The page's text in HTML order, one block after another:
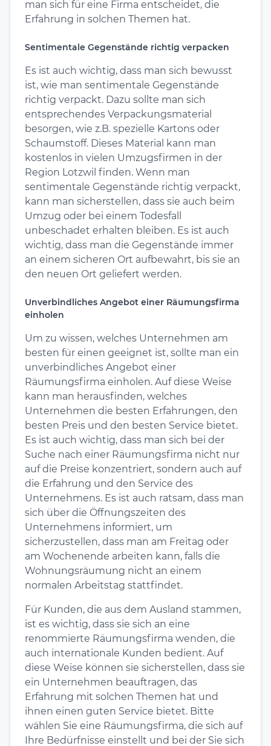
man sich für eine Firma entscheidet, die
Erfahrung in solchen Themen hat.
Sentimentale Gegenstände richtig verpacken
Es ist auch wichtig, dass man sich bewusst
ist, wie man sentimentale Gegenstände
richtig verpackt. Dazu sollte man sich
entsprechendes Verpackungsmaterial
besorgen, wie z.B. spezielle Kartons oder
Schaumstoff. Dieses Material kann man
kostenlos in vielen Umzugsfirmen in der
Region Lotzwil finden. Wenn man
sentimentale Gegenstände richtig verpackt,
kann man sicherstellen, dass sie auch beim
Umzug oder bei einem Todesfall
unbeschadet erhalten bleiben. Es ist auch
wichtig, dass man die Gegenstände immer
an einem sicheren Ort aufbewahrt, bis sie an
den neuen Ort geliefert werden.
Unverbindliches Angebot einer Räumungsfirma
einholen
Um zu wissen, welches Unternehmen am
besten für einen geeignet ist, sollte man ein
unverbindliches Angebot einer
Räumungsfirma einholen. Auf diese Weise
kann man herausfinden, welches
Unternehmen die besten Erfahrungen, den
besten Preis und den besten Service bietet.
Es ist auch wichtig, dass man sich bei der
Suche nach einer Räumungsfirma nicht nur
auf die Preise konzentriert, sondern auch auf
die Erfahrung und den Service des
Unternehmens. Es ist auch ratsam, dass man
sich über die Öffnungszeiten des
Unternehmens informiert, um
sicherzustellen, dass man am Freitag oder
am Wochenende arbeiten kann, falls die
Wohnungsräumung nicht an einem
normalen Arbeitstag stattfindet.
Für Kunden, die aus dem Ausland stammen,
ist es wichtig, dass sie sich an eine
renommierte Räumungsfirma wenden, die
auch internationale Kunden bedient. Auf
diese Weise können sie sicherstellen, dass sie
ein Unternehmen beauftragen, das
Erfahrung mit solchen Themen hat und
ihnen einen guten Service bietet. Bitte
wählen Sie eine Räumungsfirma, die sich auf
Ihre Bedürfnisse einstellt und bei der Sie sich